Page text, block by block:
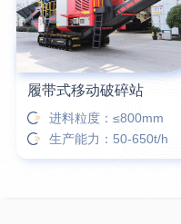
履带式移动破碎站
进料粒度：≤800mm
生产能力：50-650t/h